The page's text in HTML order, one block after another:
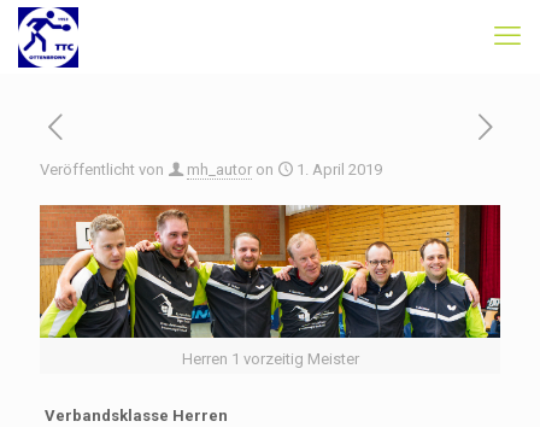
Veröffentlicht von mh_autor on 1. April 2019
Herren 1 vorzeitig Meister
Verbandsklasse Herren